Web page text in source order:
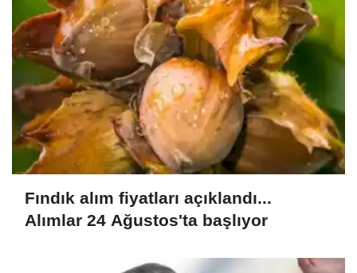
Fındık alım fiyatları açıklandı...
Alımlar 24 Ağustos'ta başlıyor